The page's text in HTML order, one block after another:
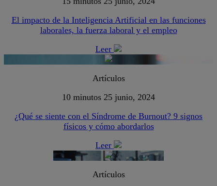
El impacto de la Inteligencia Artificial en las funciones
laborales, la fuerza laboral y el empleo
Leer
Artículos
10 minutos 25 junio, 2024
¿Qué se siente con el Síndrome de Burnout? 9 signos
físicos y cómo abordarlos
Leer
Artículos